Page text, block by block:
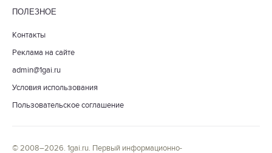
ПОЛЕЗНОЕ
Контакты
Реклама на сайте
admin@1gai.ru
Условия использования
Пользовательское соглашение
© 2008–2026. 1gai.ru. Первый информационно-